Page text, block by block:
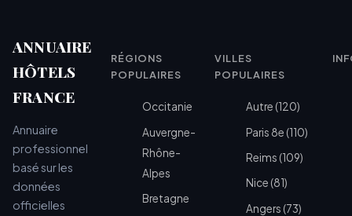
ANNUAIRE
HÔTELS
FRANCE
Annuaire
professionnel
basé sur les
données
officielles
RÉGIONS
POPULAIRES
Occitanie
Auvergne-
Rhône-
Alpes
Bretagne
VILLES
POPULAIRES
Autre (120)
Paris 8e (110)
Reims (109)
Nice (81)
Angers (73)